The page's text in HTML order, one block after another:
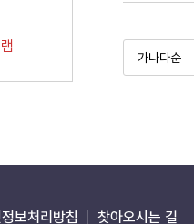
보처리방침 찾아오시는 길